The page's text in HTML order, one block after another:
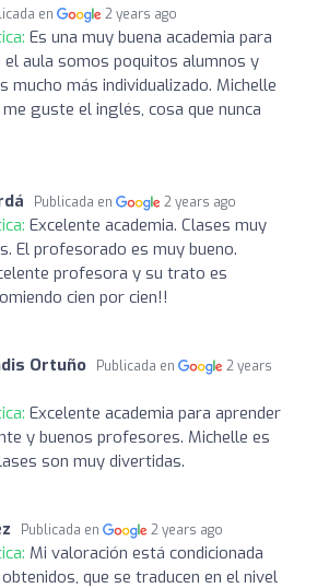
en 2 years ago
Es una muy buena academia para
el aula somos poquitos alumnos y
mucho más individualizado. Michelle
guste el inglés, cosa que nunca
Publicada en 2 years ago
Excelente academia. Clases muy
El profesorado es muy bueno.
profesora y su trato es
cien por cien!!
Ortuño Publicada en
2 years
Excelente academia para aprender
y buenos profesores. Michelle es
son muy divertidas.
Publicada en 2 years ago
Mi valoración está condicionada
que se traducen en el nivel